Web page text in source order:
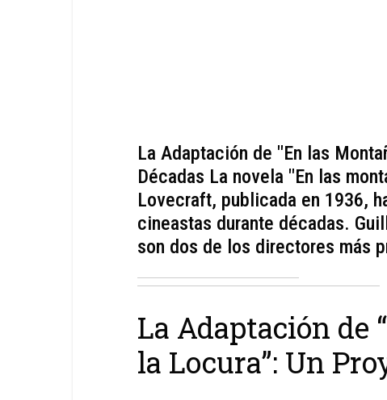
La Adaptación de "En las
Décadas La novela "En las
Lovecraft, publicada en 1936,
cineastas durante décadas.
son dos de los directores más
La Adaptación de
la Locura”: Un